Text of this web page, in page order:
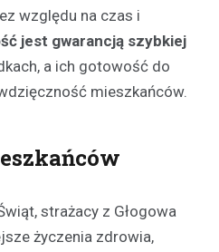
względu na czas i
jest gwarancją szybkiej
a ich gotowość do
mieszkańców.
strażacy z Głogowa
życzenia zdrowia,